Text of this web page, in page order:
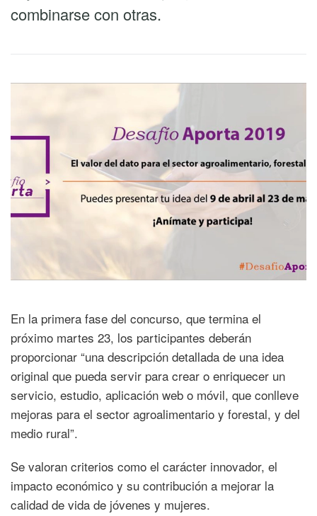
combinarse con otras.
En la primera fase del concurso, que termina el
próximo martes 23, los participantes deberán
proporcionar “una descripción detallada de una idea
original que pueda servir para crear o enriquecer un
servicio, estudio, aplicación web o móvil, que conlleve
mejoras para el sector agroalimentario y forestal, y del
medio rural”.
Se valoran criterios como el carácter innovador, el
impacto económico y su contribución a mejorar la
calidad de vida de jóvenes y mujeres.